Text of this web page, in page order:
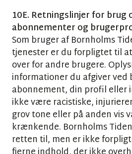
10E. Retningslinjer for
abonnementer og
Som bruger af Bornholms
tjenester er du forpligtet til
over for andre brugere.
informationer du afgiver ved
abonnement, din profil eller
ikke være racistiske,
grov tone eller på anden vis
krænkende. Bornholms
retten til, men er ikke